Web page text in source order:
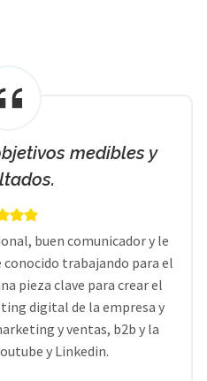
medibles y
buen comunicador y le
conocido trabajando para el
pieza clave para crear el
digital de la empresa y
y ventas, b2b y la
y Linkedin.